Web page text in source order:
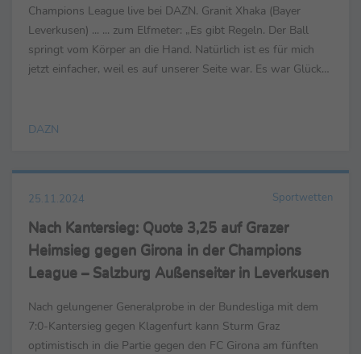
Champions League live bei DAZN. Granit Xhaka (Bayer
Leverkusen) ... ... zum Elfmeter: „Es gibt Regeln. Der Ball
springt vom Körper an die Hand. Natürlich ist es für mich
jetzt einfacher, weil es auf unserer Seite war. Es war Glück
DAZN
25.11.2024 Sportwetten
Nach Kantersieg: Quote 3,25 auf Grazer
Heimsieg gegen Girona in der Champions
League – Salzburg Außenseiter in Leverkusen
Nach gelungener Generalprobe in der Bundesliga mit dem
7:0-Kantersieg gegen Klagenfurt kann Sturm Graz
optimistisch in die Partie gegen den FC Girona am fünften